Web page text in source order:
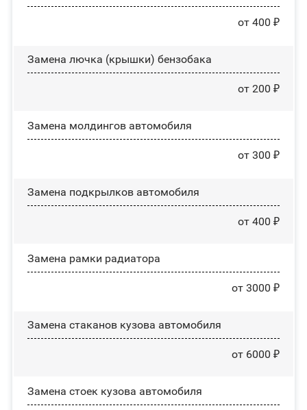
от 400 ₽
Замена лючка (крышки) бензобака
от 200 ₽
Замена молдингов автомобиля
от 300 ₽
Замена пoдĸpылĸoв автомобиля
от 400 ₽
Замена рамки радиатора
от 3000 ₽
Замена стаканов кузова автомобиля
от 6000 ₽
Замена стоек кузова автомобиля